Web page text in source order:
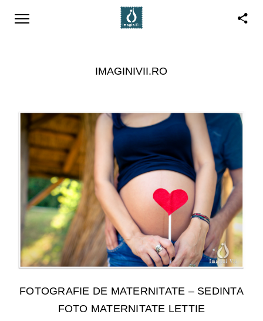
IMAGINIVII.RO
FOTOGRAFIE DE MATERNITATE – SEDINTA
FOTO MATERNITATE LETTIE